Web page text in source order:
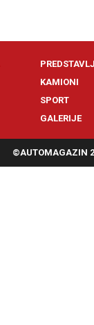
KAMIONI
SPORT
GALERIJE
©AUTOMAGAZIN